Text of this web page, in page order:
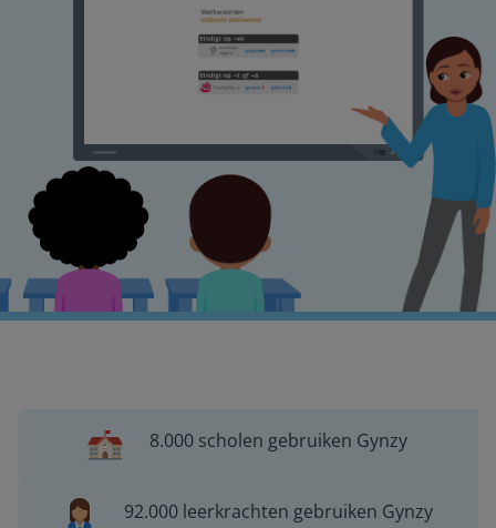
8.000 scholen gebruiken Gynzy
92.000 leerkrachten gebruiken Gynzy